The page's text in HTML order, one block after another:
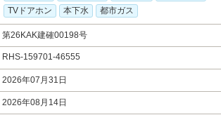
TVドアホン
本下水 都市ガス
第26KAK建確00198号
RHS-159701-46555
2026年07月31日
2026年08月14日